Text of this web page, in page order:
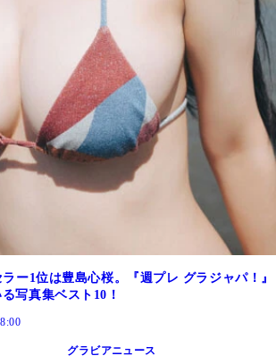
ー1位は豊島心桜。『週プレ グラジャパ！』
写真集ベスト10！
グラビアニュース